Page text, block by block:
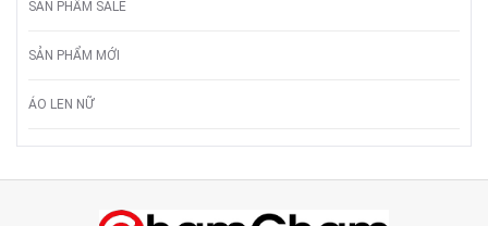
SẢN PHẨM SALE
SẢN PHẨM MỚI
ÁO LEN NỮ